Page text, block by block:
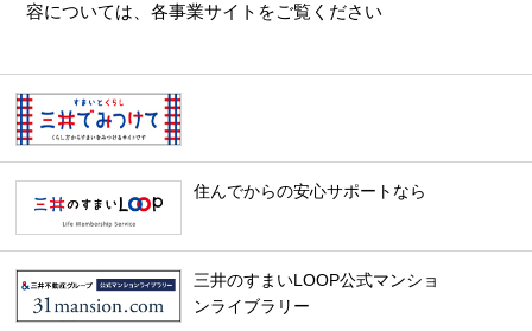
容については、各事業サイトをご覧ください
住んでからの安心サポートなら
三井のすまいLOOP公式マンショ
ンライブラリー